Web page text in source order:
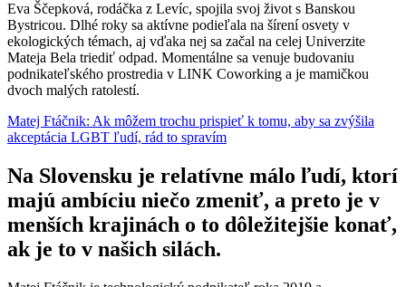
Eva Ščepková, rodáčka z Levíc, spojila svoj život s Banskou
Bystricou. Dlhé roky sa aktívne podieľala na šírení osvety v
ekologických témach, aj vďaka nej sa začal na celej Univerzite
Mateja Bela triediť odpad. Momentálne sa venuje budovaniu
podnikateľského prostredia v LINK Coworking a je mamičkou
dvoch malých ratolestí.
Matej Ftáčnik: Ak môžem trochu prispieť k tomu, aby sa zvýšila
akceptácia LGBT ľudí, rád to spravím
Na Slovensku je relatívne málo ľudí, ktorí
majú ambíciu niečo zmeniť, a preto je v
menších krajinách o to dôležitejšie konať,
ak je to v našich silách.